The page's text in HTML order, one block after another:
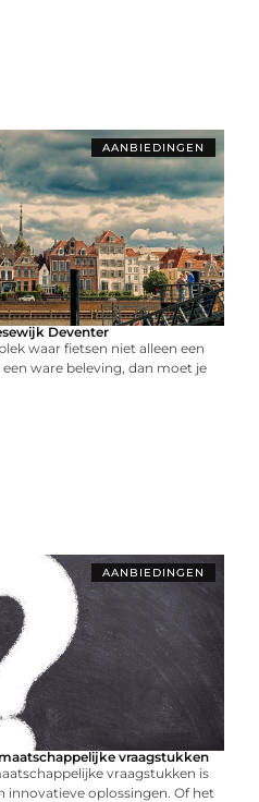
AANBIEDINGEN
Deventer
waar fietsen niet alleen een
ware beleving, dan moet je
AANBIEDINGEN
vraagstukken
vraagstukken is
innovatieve oplossingen. Of het